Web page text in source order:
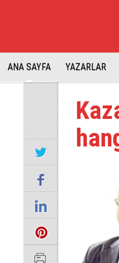
ANA SAYFA YAZARLAR